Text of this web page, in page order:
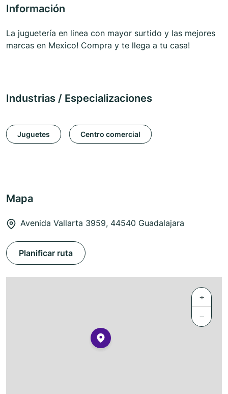
Información
La juguetería en linea con mayor surtido y las mejores
marcas en Mexico! Compra y te llega a tu casa!
Industrias / Especializaciones
Juguetes Centro comercial
Mapa
Avenida Vallarta 3959, 44540 Guadalajara
Planificar ruta
+
−